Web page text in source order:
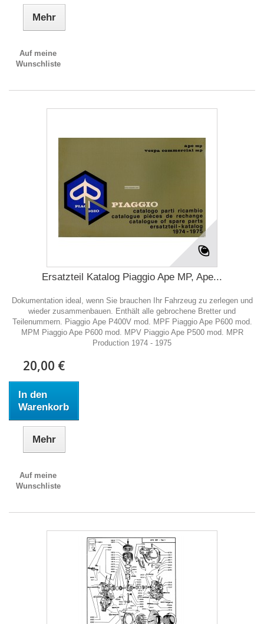
Mehr
Auf meine
Wunschliste
Ersatzteil Katalog Piaggio Ape MP, Ape...
Dokumentation ideal, wenn Sie brauchen Ihr Fahrzeug zu zerlegen und
wieder zusammenbauen. Enthält alle gebrochene Bretter und
Teilenummern. Piaggio Ape P400V mod. MPF Piaggio Ape P600 mod.
MPM Piaggio Ape P600 mod. MPV Piaggio Ape P500 mod. MPR
Production 1974 - 1975
20,00 €
In den
Warenkorb
Mehr
Auf meine
Wunschliste